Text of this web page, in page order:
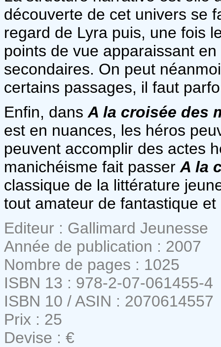
découverte de cet univers se
regard de Lyra puis, une fois
points de vue apparaissant
secondaires. On peut
certains passages, il faut
Enfin, dans A la croisée des
est en nuances, les héros
peuvent accomplir des actes
manichéisme fait passer A la
classique de la littérature
tout amateur de fantastique
Editeur : Gallimard Jeunesse
Année de publication : 2007
Nombre de pages : 1025
ISBN 13 : 978-2-07-061455-4
ISBN 10 / ASIN : 2070614557
Prix : 25
Devise : €